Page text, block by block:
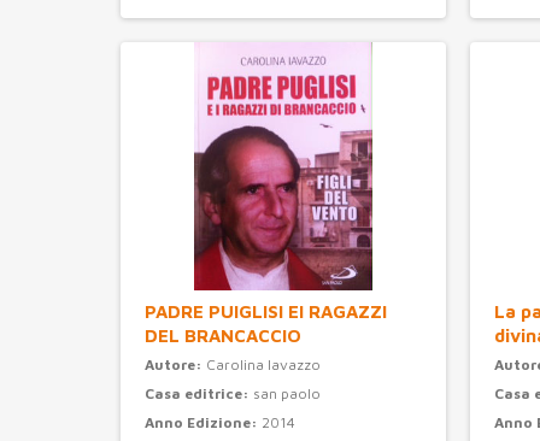
PADRE PUIGLISI EI RAGAZZI
DEL BRANCACCIO
Autore: Carolina Iavazzo
Casa editrice: san paolo
Anno Edizione: 2014
La
Casa
Anno